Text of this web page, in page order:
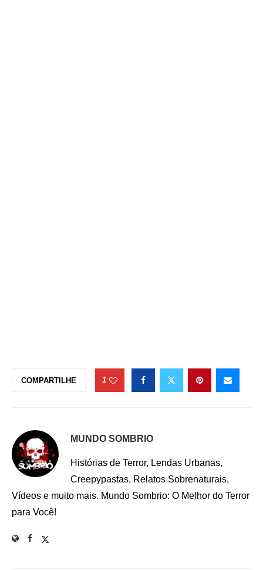
COMPARTILHE 1
MUNDO SOMBRIO
Histórias de Terror, Lendas Urbanas,
Creepypastas, Relatos Sobrenaturais,
Vídeos e muito mais. Mundo Sombrio: O Melhor do Terror
para Você!